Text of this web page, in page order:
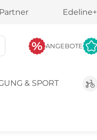
Edeline+
ANGEBOTE
& SPORT